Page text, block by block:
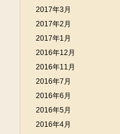
2017年3月
2017年2月
2017年1月
2016年12月
2016年11月
2016年7月
2016年6月
2016年5月
2016年4月